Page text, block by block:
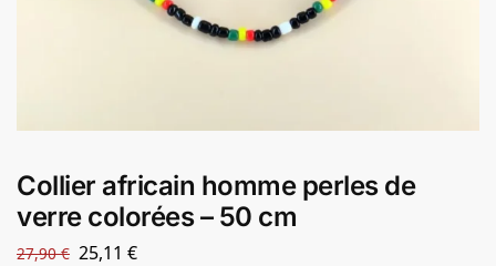
Collier africain homme perles de
verre colorées – 50 cm
27,90€ 25,11 €